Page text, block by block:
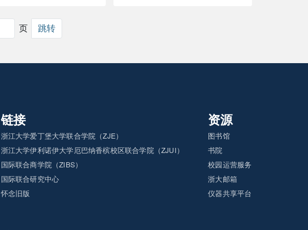
页 跳转
链接
浙江大学爱丁堡大学联合学院（ZJE）
浙江大学伊利诺伊大学厄巴纳香槟校区联合学院（ZJUI）
国际联合商学院（ZIBS）
国际联合研究中心
怀念旧版
资源
图书馆
书院
校园运营服务
浙大邮箱
仪器共享平台